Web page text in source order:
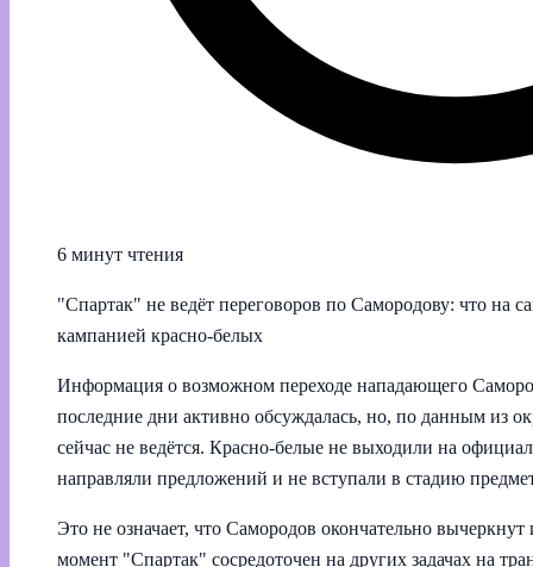
6 минут чтения
"Спартак" не ведёт переговоров по Самородову: что на
кампанией красно-белых
Информация о возможном переходе нападающего
последние дни активно обсуждалась, но, по данным из
сейчас не ведётся. Красно-белые не выходили на
направляли предложений и не вступали в стадию
Это не означает, что Самородов окончательно
момент "Спартак" сосредоточен на других задачах на